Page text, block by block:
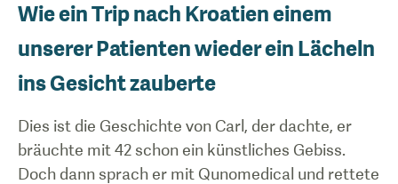
Wie ein Trip nach Kroatien einem
unserer Patienten wieder ein Lächeln
ins Gesicht zauberte
Dies ist die Geschichte von Carl, der dachte, er
bräuchte mit 42 schon ein künstliches Gebiss.
Doch dann sprach er mit Qunomedical und rettete